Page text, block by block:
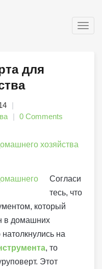
для
0 Comments
Согласи
тесь, что
который
в домашних
на
, то
Этот